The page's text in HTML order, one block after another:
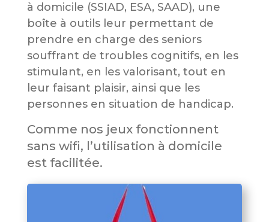
à domicile (SSIAD, ESA, SAAD), une
boîte à outils leur permettant de
prendre en charge des seniors
souffrant de troubles cognitifs, en les
stimulant, en les valorisant, tout en
leur faisant plaisir, ainsi que les
personnes en situation de handicap.
Comme nos jeux fonctionnent
sans wifi, l’utilisation à domicile
est facilitée.